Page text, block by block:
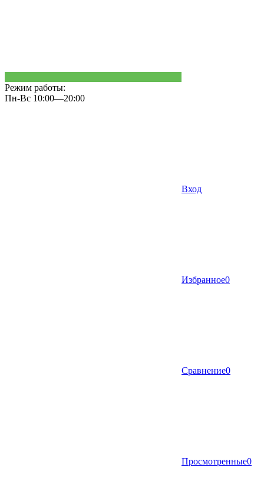
Режим работы:
Пн-Вс 10:00—20:00
Вход
Избранное0
Сравнение0
Просмотренные0